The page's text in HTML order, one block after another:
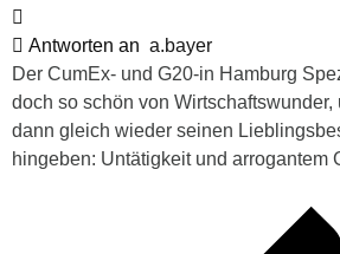
Antworten an a.bayer
Der CumEx- und G20-in Hamburg
doch so schön von Wirtschaftswunder,
dann gleich wieder seinen
hingeben: Untätigkeit und arrogantem